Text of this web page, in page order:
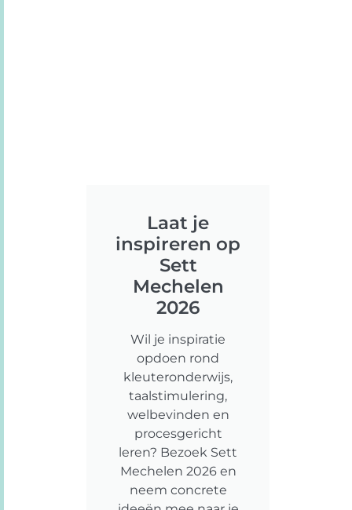
Laat je
inspireren op
Sett
Mechelen
2026
Wil je inspiratie
opdoen rond
kleuteronderwijs,
taalstimulering,
welbevinden en
procesgericht
leren? Bezoek Sett
Mechelen 2026 en
neem concrete